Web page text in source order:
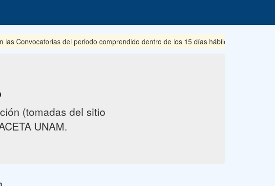
Convocatorias del periodo comprendido dentro de los 15 días hábiles posteriores a
(tomadas del sitio
UNAM.